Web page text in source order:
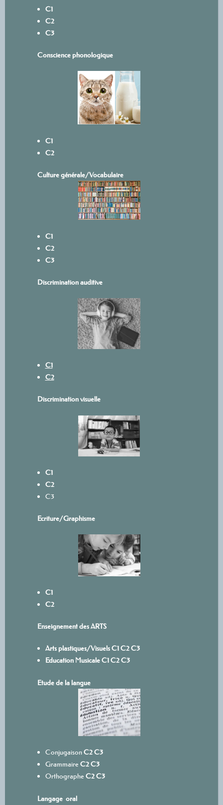
C1
C2
C3
Conscience phonologique
C1
C2
Culture générale/Vocabulaire
C1
C2
C3
Discrimination auditive
C1
C2
Discrimination visuelle
C1
C2
C3
Ecriture/Graphisme
C1
C2
Enseignement des ARTS
Arts plastiques/VisuelsC1C2C3
Education MusicaleC1C2C3
Etude de la langue
ConjugaisonC2C3
Grammaire C2C3
Orthographe C2C3
Langage oral